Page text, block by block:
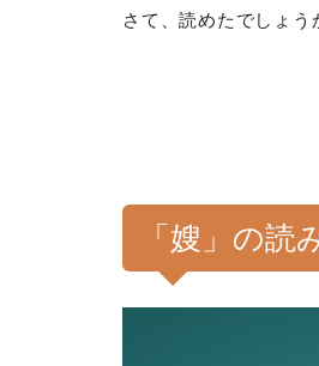
さて、読めたでしょう
「嫂」の